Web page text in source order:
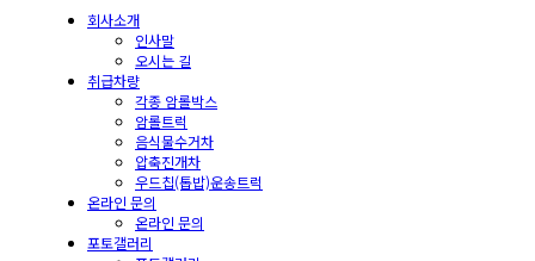
회사소개
인사말
오시는 길
취급차량
각종 암롤박스
암롤트럭
음식물수거차
압축진개차
우드칩(톱밥)운송트럭
온라인 문의
온라인 문의
포토갤러리